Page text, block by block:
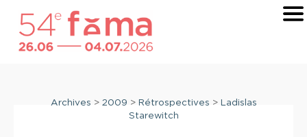
Archives > 2009 > Rétrospectives > Ladislas
Starewitch